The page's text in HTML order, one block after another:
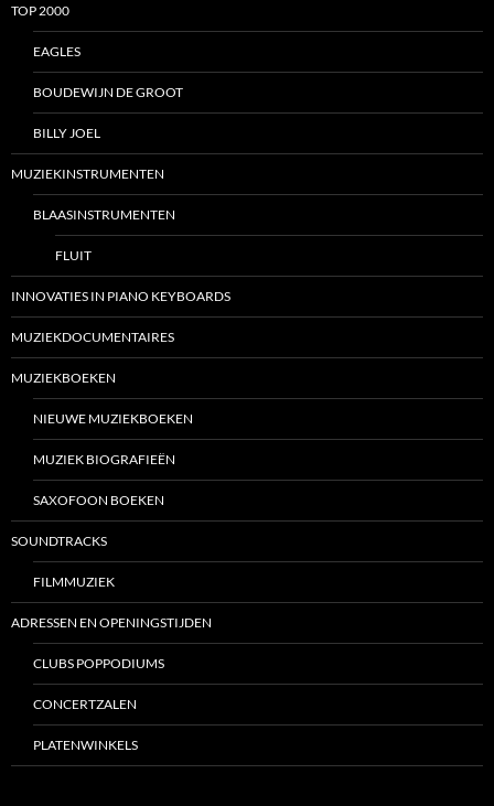
TOP 2000
EAGLES
BOUDEWIJN DE GROOT
BILLY JOEL
MUZIEKINSTRUMENTEN
BLAASINSTRUMENTEN
FLUIT
INNOVATIES IN PIANO KEYBOARDS
MUZIEKDOCUMENTAIRES
MUZIEKBOEKEN
NIEUWE MUZIEKBOEKEN
MUZIEK BIOGRAFIEËN
SAXOFOON BOEKEN
SOUNDTRACKS
FILMMUZIEK
ADRESSEN EN OPENINGSTIJDEN
CLUBS POPPODIUMS
CONCERTZALEN
PLATENWINKELS